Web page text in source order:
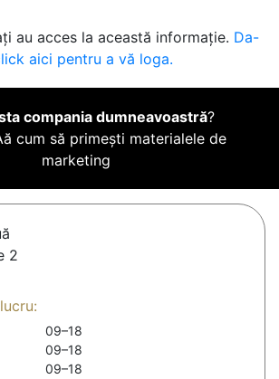
au acces la această informație. Da-
aici pentru a vă loga.
compania dumneavoastră?
cum să primești materialele de
marketing
2
09–18
09–18
09–18